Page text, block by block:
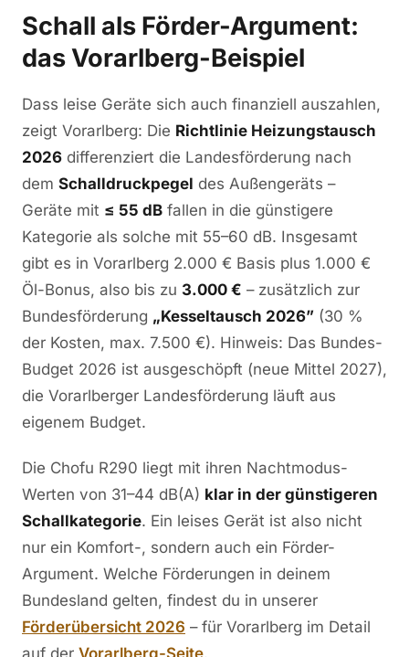
Schall als Förder-Argument:
das Vorarlberg-Beispiel
Dass leise Geräte sich auch finanziell auszahlen,
zeigt Vorarlberg: Die Richtlinie Heizungstausch
2026 differenziert die Landesförderung nach
dem Schalldruckpegel des Außengeräts –
Geräte mit ≤ 55 dB fallen in die günstigere
Kategorie als solche mit 55–60 dB. Insgesamt
gibt es in Vorarlberg 2.000 € Basis plus 1.000 €
Öl-Bonus, also bis zu 3.000 € – zusätzlich zur
Bundesförderung „Kesseltausch 2026” (30 %
der Kosten, max. 7.500 €). Hinweis: Das Bundes-
Budget 2026 ist ausgeschöpft (neue Mittel 2027),
die Vorarlberger Landesförderung läuft aus
eigenem Budget.
Die Chofu R290 liegt mit ihren Nachtmodus-
Werten von 31–44 dB(A) klar in der günstigeren
Schallkategorie. Ein leises Gerät ist also nicht
nur ein Komfort-, sondern auch ein Förder-
Argument. Welche Förderungen in deinem
Bundesland gelten, findest du in unserer
Förderübersicht 2026 – für Vorarlberg im Detail
auf der Vorarlberg-Seite.